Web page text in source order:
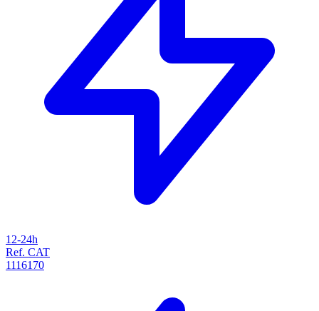
12-24h
Ref. CAT
1116170